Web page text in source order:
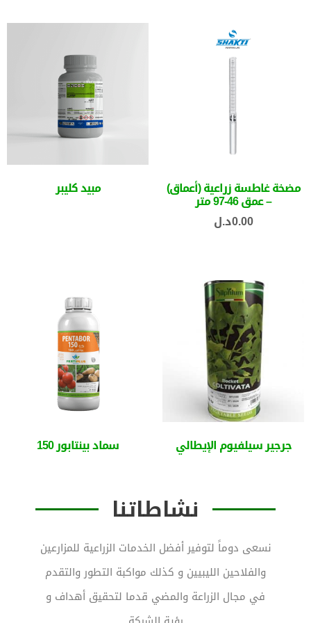
مضخة غاطسة زراعية (أعماق)
– عمق 46-97 متر
0.00د.ل
مبيد كليبر
جرجير سيلفيوم الإيطالي سماد بينتابور 150
نشاطاتنا
نسعى دوماً لتوفير أفضل الخدمات الزراعية للمزارعين
والفلاحين الليبيين و كذلك مواكبة التطور والتقدم
في مجال الزراعة والمضي قدما لتحقيق أهداف و